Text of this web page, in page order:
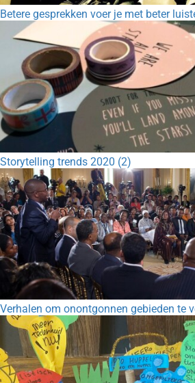
Betere gesprekken voer je met beter
Storytelling trends 2020 (2)
Verhalen om onontgonnen gebieden te